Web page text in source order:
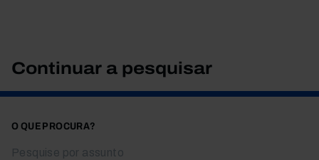
Continuar a pesquisar
O QUE PROCURA?